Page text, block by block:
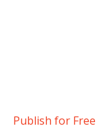
Publish for Free